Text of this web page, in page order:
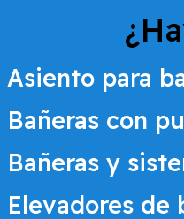
Asiento para
Bañeras con
Bañeras y
Elevadores de